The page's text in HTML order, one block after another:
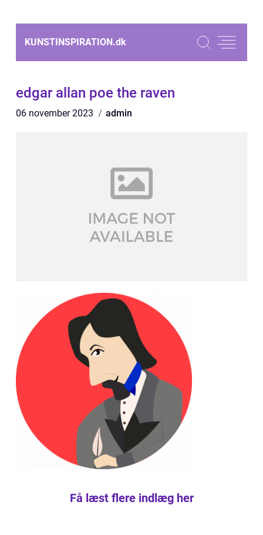
KUNSTINSPIRATION.dk
edgar allan poe the raven
06 november 2023 admin
Få læst flere indlæg her